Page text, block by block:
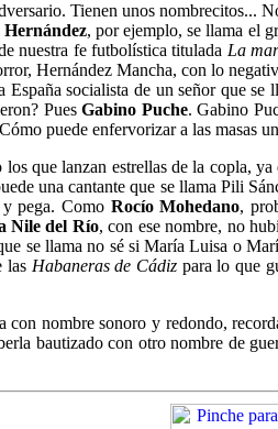
Tienen unos nombrecitos...
, por ejemplo, se llama el
nuestra fe futbolística titulada La
Hernández Mancha, con lo
socialista de un señor que
PuesGabino Puche. Gabino
puede enfervorizar a las masas
que lanzan estrellas de la copla,
una cantante que se llama Pili
pega. Como Rocío Mohedano,
Nile del Río, con ese nombre, no
se llama no sé si María Luisa o
las Habaneras de Cádiz para lo que
nombre sonoro y redondo,
bautizado con otro nombre de